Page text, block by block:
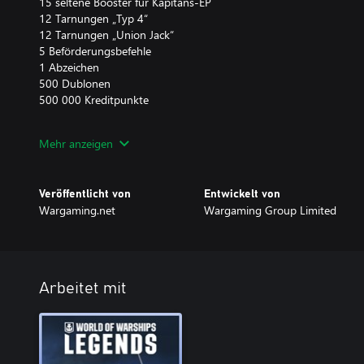
12 Tarnungen „Typ 4“
12 Tarnungen „Union Jack“
5 Beförderungsbefehle
1 Abzeichen
500 Dublonen
500 000 Kreditpunkte
18 750 000 Kreditpunkten.
Einige Inhalte wie Booster, Kapitäns-EP, Tarnungen usw. werden
bestimmten Kontostufe im Spiel verfügbar.
Mehr anzeigen
Veröffentlicht von
Wargaming.net
Entwickelt von
Wargaming Group Limited
Arbeitet mit